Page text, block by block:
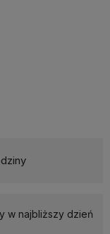
w najbliższy dzień